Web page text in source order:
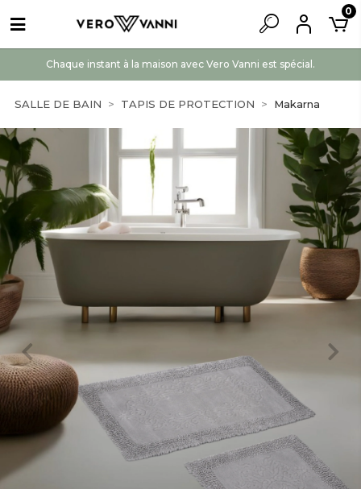
Chaque instant à la maison avec Vero Vanni est spécial.
0
SALLE DE BAIN TAPIS DE PROTECTION Makarna